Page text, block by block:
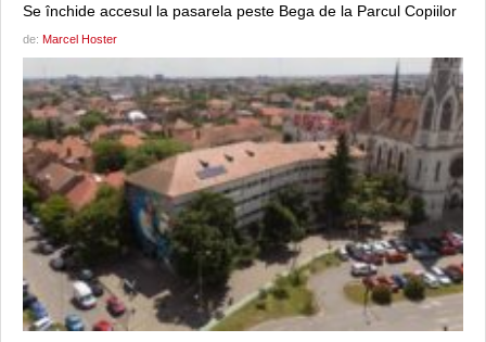
Se închide accesul la pasarela peste Bega de la Parcul Copiilor
de: Marcel Hoster